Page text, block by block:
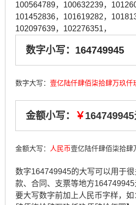
100564789， 100632239，
101452836， 101619282，
102097639， 102276351，
数字小写： 164749945
数字大写： 壹亿陆仟肆佰柒拾肆万玖仟
金额小写： ￥
金额大写： 人民币壹亿陆仟肆佰柒拾肆
数字164749945的大写可以用于
款、合同、支票等地方
要大写数字前加上人民币字样，